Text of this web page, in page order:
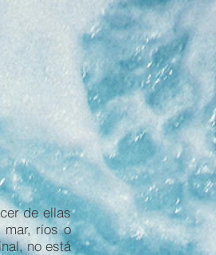
de ellas
mar, ríos o
no está